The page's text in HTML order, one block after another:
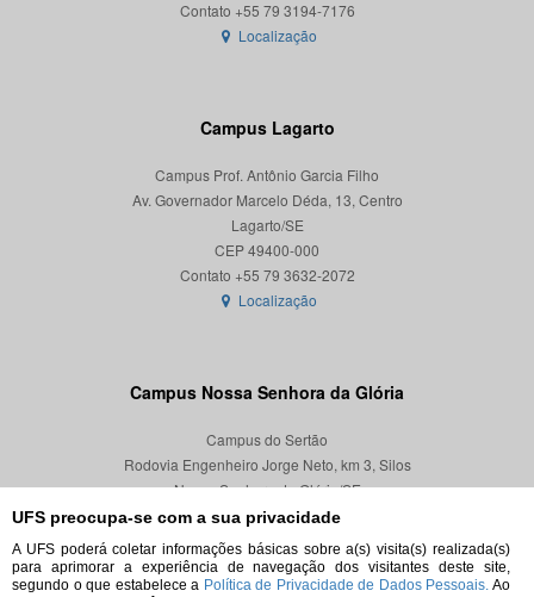
UFS preocupa-se com a sua privacidade
A UFS poderá coletar informações básicas sobre a(s) visita(s) realizada(s)
para aprimorar a experiência de navegação dos visitantes deste site,
segundo o que estabelece a Política de Privacidade de Dados Pessoais. Ao
Localização
Campus Lagarto
Campus Prof. Antônio Garcia Filho
Av. Governador Marcelo Déda, 13, Centro
Lagarto/SE
CEP 49400-000
Localização
Campus Nossa Senhora da Glória
Campus do Sertão
Rodovia Engenheiro Jorge Neto, km 3, Silos
Nossa Senhora da Glória/SE
CEP 49680-000
Localização